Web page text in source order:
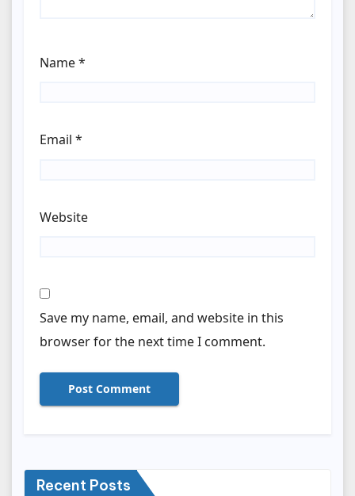
Name*
Email *
Website
Save my name, email, and website in this
browser for the next time I comment.
Recent Posts